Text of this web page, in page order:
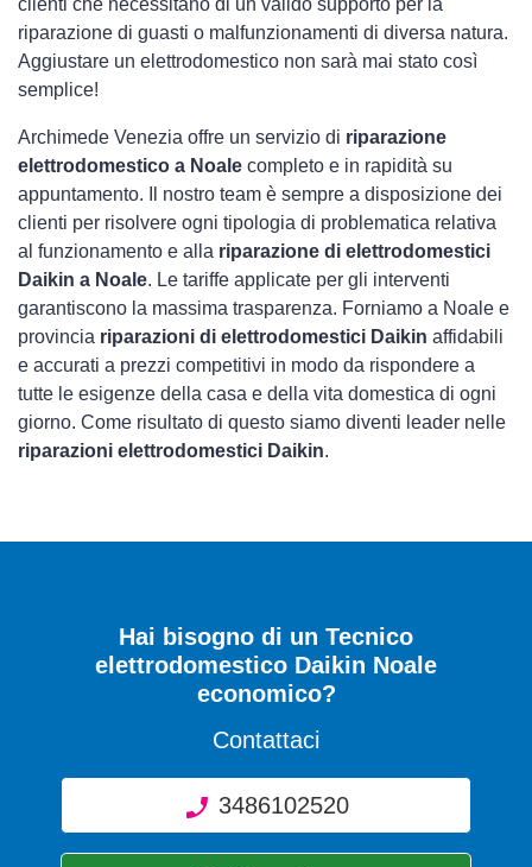
clienti che necessitano di un valido supporto per la
riparazione di guasti o malfunzionamenti di diversa natura.
Aggiustare un elettrodomestico non sarà mai stato così
semplice!
Archimede Venezia offre un servizio di riparazione
elettrodomestico a Noale completo e in rapidità su
appuntamento. Il nostro team è sempre a disposizione dei
clienti per risolvere ogni tipologia di problematica relativa
al funzionamento e alla riparazione di elettrodomestici
Daikin a Noale. Le tariffe applicate per gli interventi
garantiscono la massima trasparenza. Forniamo a Noale e
provincia riparazioni di elettrodomestici Daikin affidabili
e accurati a prezzi competitivi in modo da rispondere a
tutte le esigenze della casa e della vita domestica di ogni
giorno. Come risultato di questo siamo diventi leader nelle
riparazioni elettrodomestici Daikin.
Hai bisogno di un Tecnico
elettrodomestico Daikin Noale
economico?
Contattaci
3486102520